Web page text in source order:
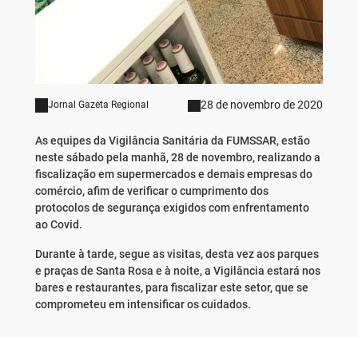
Jornal Gazeta Regional 28 de novembro de 2020
As equipes da Vigilância Sanitária da FUMSSAR, estão
neste sábado pela manhã, 28 de novembro, realizando a
fiscalização em supermercados e demais empresas do
comércio, afim de verificar o cumprimento dos
protocolos de segurança exigidos com enfrentamento
ao Covid.
Durante à tarde, segue as visitas, desta vez aos parques
e praças de Santa Rosa e à noite, a Vigilância estará nos
bares e restaurantes, para fiscalizar este setor, que se
comprometeu em intensificar os cuidados.